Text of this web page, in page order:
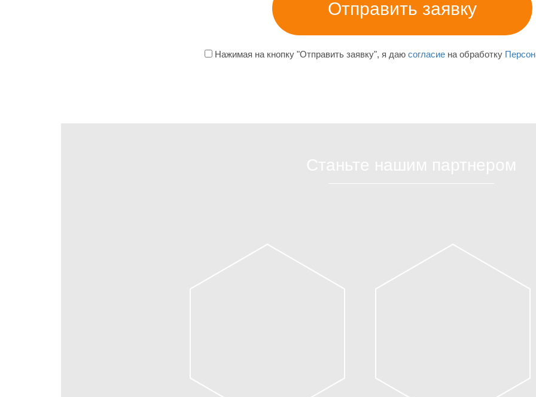
Нажимая на кнопку "Отправить заявку", я даю согласиена обработку